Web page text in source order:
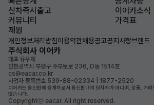
신차즉시출고
이어카소식
커뮤니티
가격표
제원
개인정보처리방침이용약관채용공고공지사항브랜드
주식회사 이어카
대표 유우재
인천광역시 부평구 주부토로 236, D동 1514호
cs@eacar.co.kr
사업자 등록번호 539-88-02334 | 1877-2520
이어카는 통신판매 중개자로서 통신판매의 당사자가 아니며, 상품, 거
않습니다.
Copyrightⓒ eacar. All right reserved.